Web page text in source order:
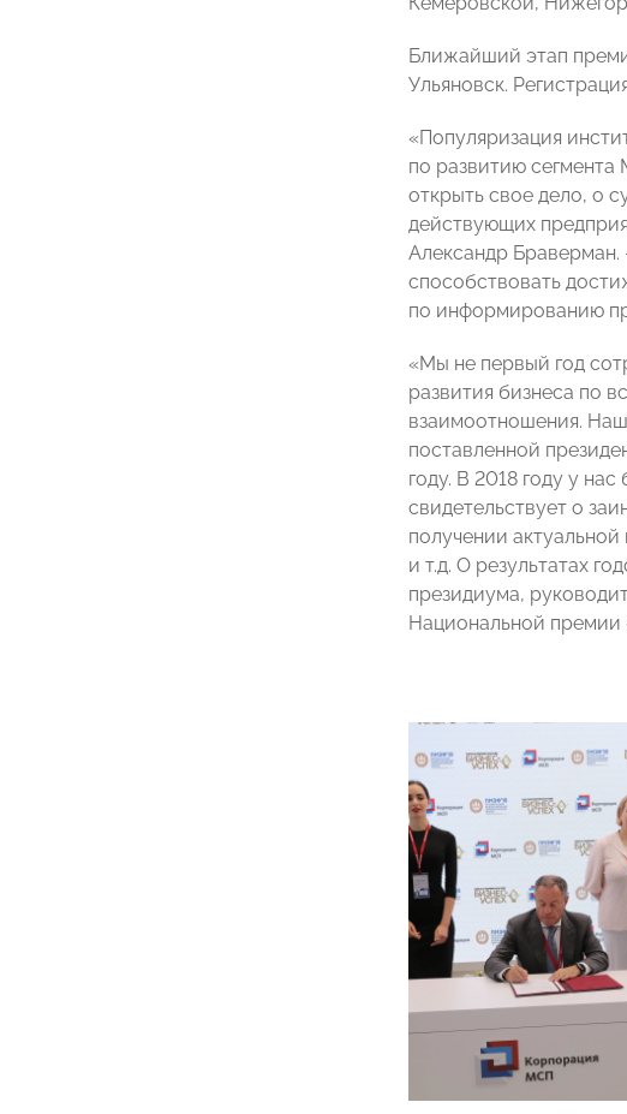
Ближайший этап
Ульяновск.
«Популяризация
по развитию
открыть свое дело, о
действующих
Александр Браверман.
способствовать
по информированию
«Мы не первый год
развития бизнеса по
взаимоотношения.
поставленной
году. В 2018 году у
свидетельствует о
получении
и т.д. О результатах
президиума,
Национальной премии